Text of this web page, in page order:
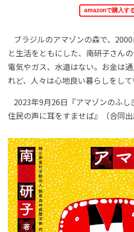
amazonで購入す
ブラジルのアマゾンの森で、
と生活をともにした、南研子さん
電気やガス、水道はない。お金は
れど、人々は心地良い暮らしをして
2023年9月26日『アマゾンのふし
住民の声に耳をすませば』（合同出